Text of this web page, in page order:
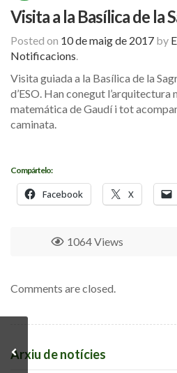
Visita a la Basílica de la
Posted on 10 de maig de 2017 by
Notificacions.
Visita guiada a la Basílica de la
d’ESO. Han conegut
matemática de Gaudí i tot
caminata.
Compártelo:
Facebook X
1064 Views
Comments are closed.
Arxiu de notícies